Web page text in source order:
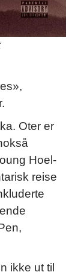
Oter er
Hoel-
reise
ikke ut til